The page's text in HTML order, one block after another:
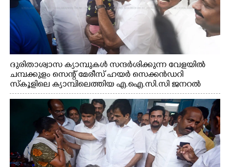
ദുരിതാശ്വാസ ക്യാമ്പുകൾ സന്ദർശിക്കുന്ന വേളയിൽ
ചമ്പക്കുളം സെന്റ് മേരീസ് ഹയർ സെക്കൻഡറി
സ്കൂളിലെ ക്യാമ്പിലെത്തിയ എ.ഐ.സി.സി ജനറൽ
സെക്രട്ടറി കെ.സി വേണുഗോപാൽ എം.പി കുരുന്നിനെ
എടുത്ത് ലാളിച്ചപ്പോൾ. സഹകരണ-എക്സൈസ്
വകുപ്പ് മന്ത്രി എം. ലിജു, കൃഷിവകുപ്പ് മന്ത്രി ടി. സിദ്ദിഖ്,
റെജി ചെറിയാൻ എം. എൽ. എ എന്നിവർ സമീപം